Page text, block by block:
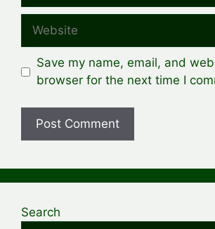
Website
Save my name, email, and
browser for the next time I
Search